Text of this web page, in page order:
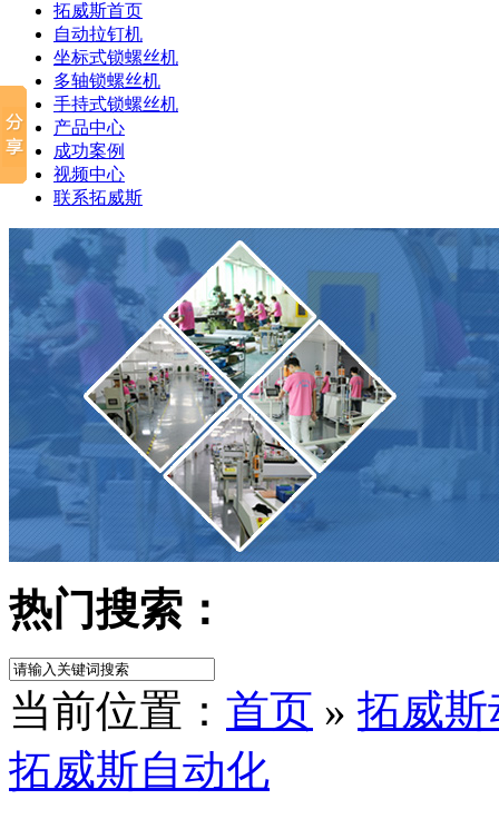
拓威斯首页
自动拉钉机
坐标式锁螺丝机
多轴锁螺丝机
手持式锁螺丝机
产品中心
成功案例
视频中心
联系拓威斯
热门搜索：
当前位置： 首页 » 拓威斯
拓威斯自动化